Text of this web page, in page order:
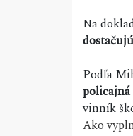
Na
Podľa
vinník
Ako